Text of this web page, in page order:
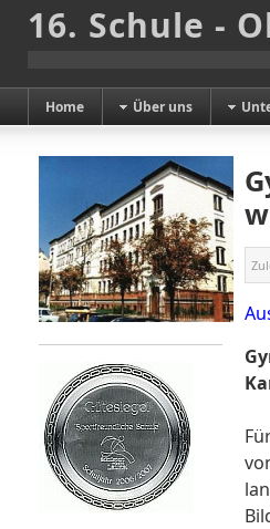
16. Schule -
Home Über uns